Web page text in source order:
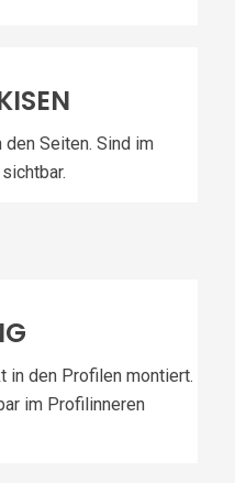
Seiten. Sind im
in den Profilen montiert.
im Profilinneren